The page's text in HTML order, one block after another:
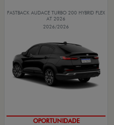
FASTBACK AUDACE TURBO 200 HYBRID FLEX
AT 2026
2026/2026
OPORTUNIDADE